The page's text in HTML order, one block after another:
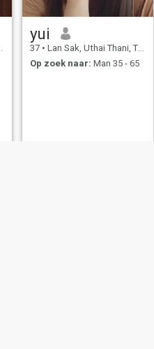
yui
37 • Lan Sak, Uthai Thani, Thailand
Op zoek naar: Man 35 - 65